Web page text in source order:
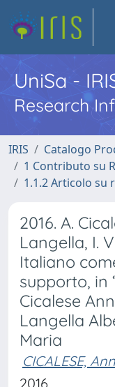
UniSa -
Research
IRIS
Catalogo
1 Contributo su
1.1.2 Articolo su
2016. A.
Langella, I.
Italiano
supporto, in
Cicalese
Langella
Maria
CICALESE,
2016